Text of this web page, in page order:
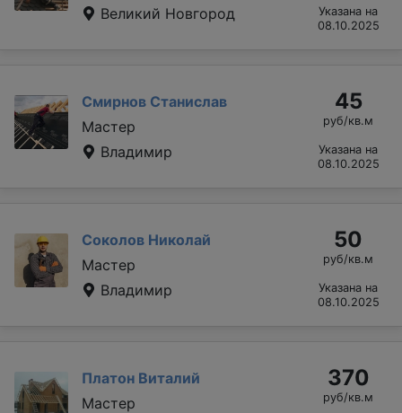
Великий Новгород
Указана на
08.10.2025
Смирнов Станислав
Мастер
Владимир
45
руб/кв.м
Указана на
08.10.2025
Соколов Николай
Мастер
Владимир
50
руб/кв.м
Указана на
08.10.2025
Платон Виталий
Мастер
370
руб/кв.м